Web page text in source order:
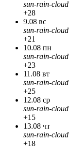
sun-rain-cloud
+28
9.08 вс
sun-rain-cloud
+21
10.08 пн
sun-rain-cloud
+23
11.08 вт
sun-rain-cloud
+25
12.08 ср
sun-rain-cloud
+15
13.08 чт
sun-rain-cloud
+18